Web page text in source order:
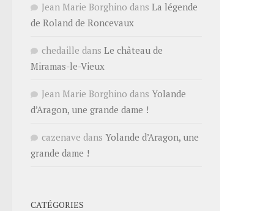
Jean Marie Borghino dans La légende
de Roland de Roncevaux
chedaille dans Le château de
Miramas-le-Vieux
Jean Marie Borghino dans Yolande
d’Aragon, une grande dame !
cazenave dans Yolande d’Aragon, une
grande dame !
CATÉGORIES